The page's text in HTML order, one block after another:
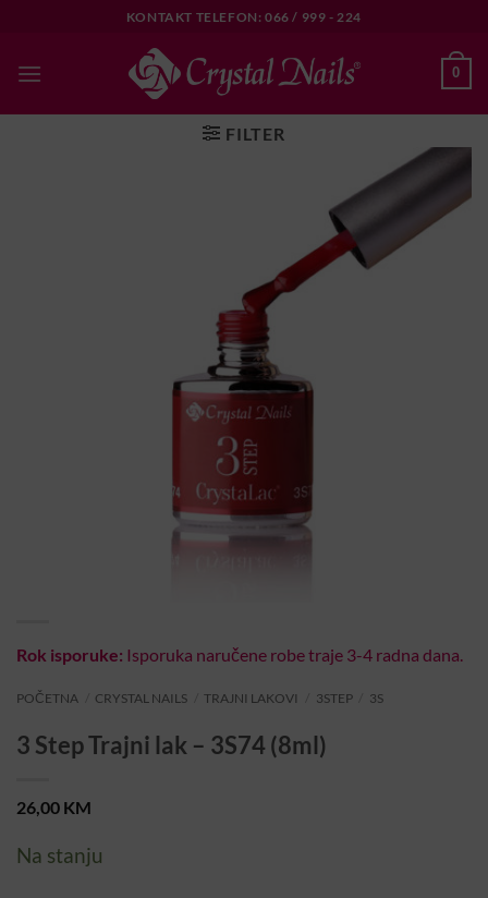
content
KONTAKT TELEFON: 066 / 999 - 224
0
FILTER
Rok isporuke: Isporuka naručene robe traje 3-4 radna dana.
POČETNA CRYSTAL NAILS TRAJNI LAKOVI 3STEP 3S
3 Step Trajni lak – 3S74 (8ml)
26,00 KM
Na stanju